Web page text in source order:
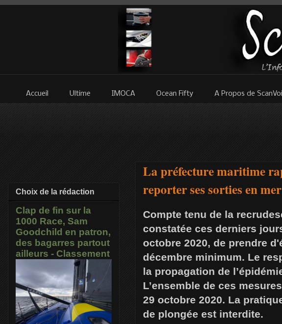
Accueil Ultime IMOCA Ocean Fifty A Propos de
La préfecture maritime
reporter ses sorties en mer
Compte tenu de la
constatée ces derniers
octobre 2020, de prendre
décembre minimum. Le
la propagation de
L’ensemble de ces
29 octobre 2020. La
de plongée est interdite.
Choix de la rédaction
Clap de fin sur la
1000 Race, Sam
Goodchild en patron,
des bagarres partout
ailleurs - Classement